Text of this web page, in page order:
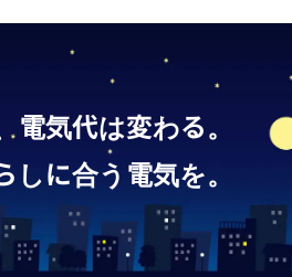
電気代は変わる。
しに合う電気を。